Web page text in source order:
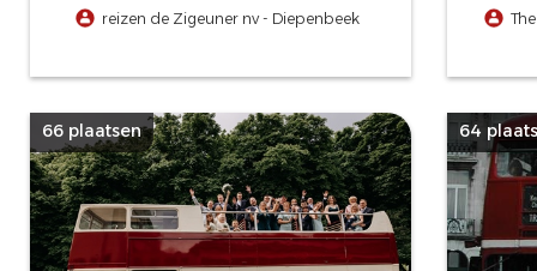
reizen de Zigeuner nv - Diepenbeek
66 plaatsen 64